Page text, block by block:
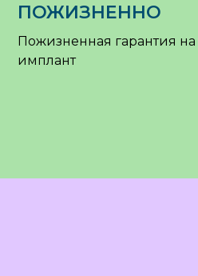
ПОЖИЗНЕННО
Пожизненная гарантия
имплант